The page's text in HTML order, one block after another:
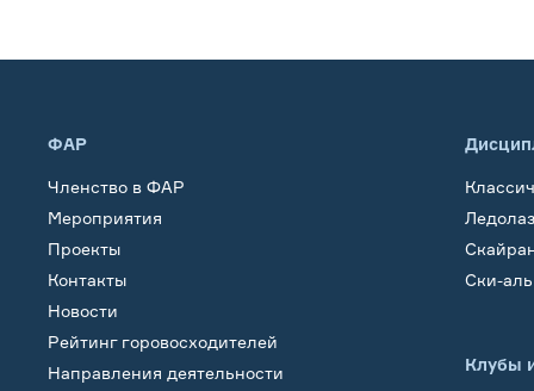
ФАР
Членство в ФАР
Мероприятия
Проекты
Контакты
Новости
Рейтинг горовосходителей
Направления деятельности
Ски-
Клубы